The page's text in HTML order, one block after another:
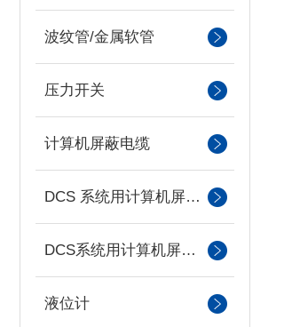
波纹管/金属软管
压力开关
计算机屏蔽电缆
DCS 系统用计算机屏蔽电缆
DCS系统用计算机屏蔽电缆
液位计